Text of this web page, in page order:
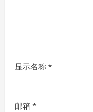
显示名称*
邮箱 *